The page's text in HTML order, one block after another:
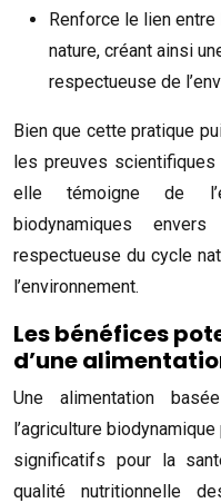
Renforce le lien
nature, créant ainsi
respectueuse de
Bien que cette pratique
les preuves
elle témoigne de
biodynamiques
respectueuse du cycle
l’environnement.
Les bénéfices
d’une
Une alimentation
l’agriculture
significatifs pour la
qualité nutritionnelle